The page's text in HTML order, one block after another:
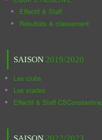
Effectif & Staff
Résultats & classement
SAISON 2019/2020
Les clubs
Les stades
Effectif & Staff CSConstantine